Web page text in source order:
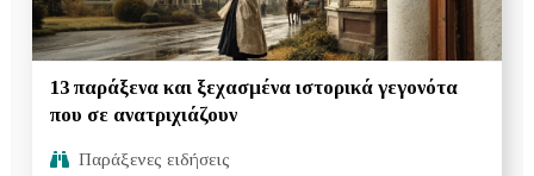
13 παράξενα και ξεχασμένα ιστορικά γεγονότα
που σε ανατριχιάζουν
Παράξενες ειδήσεις